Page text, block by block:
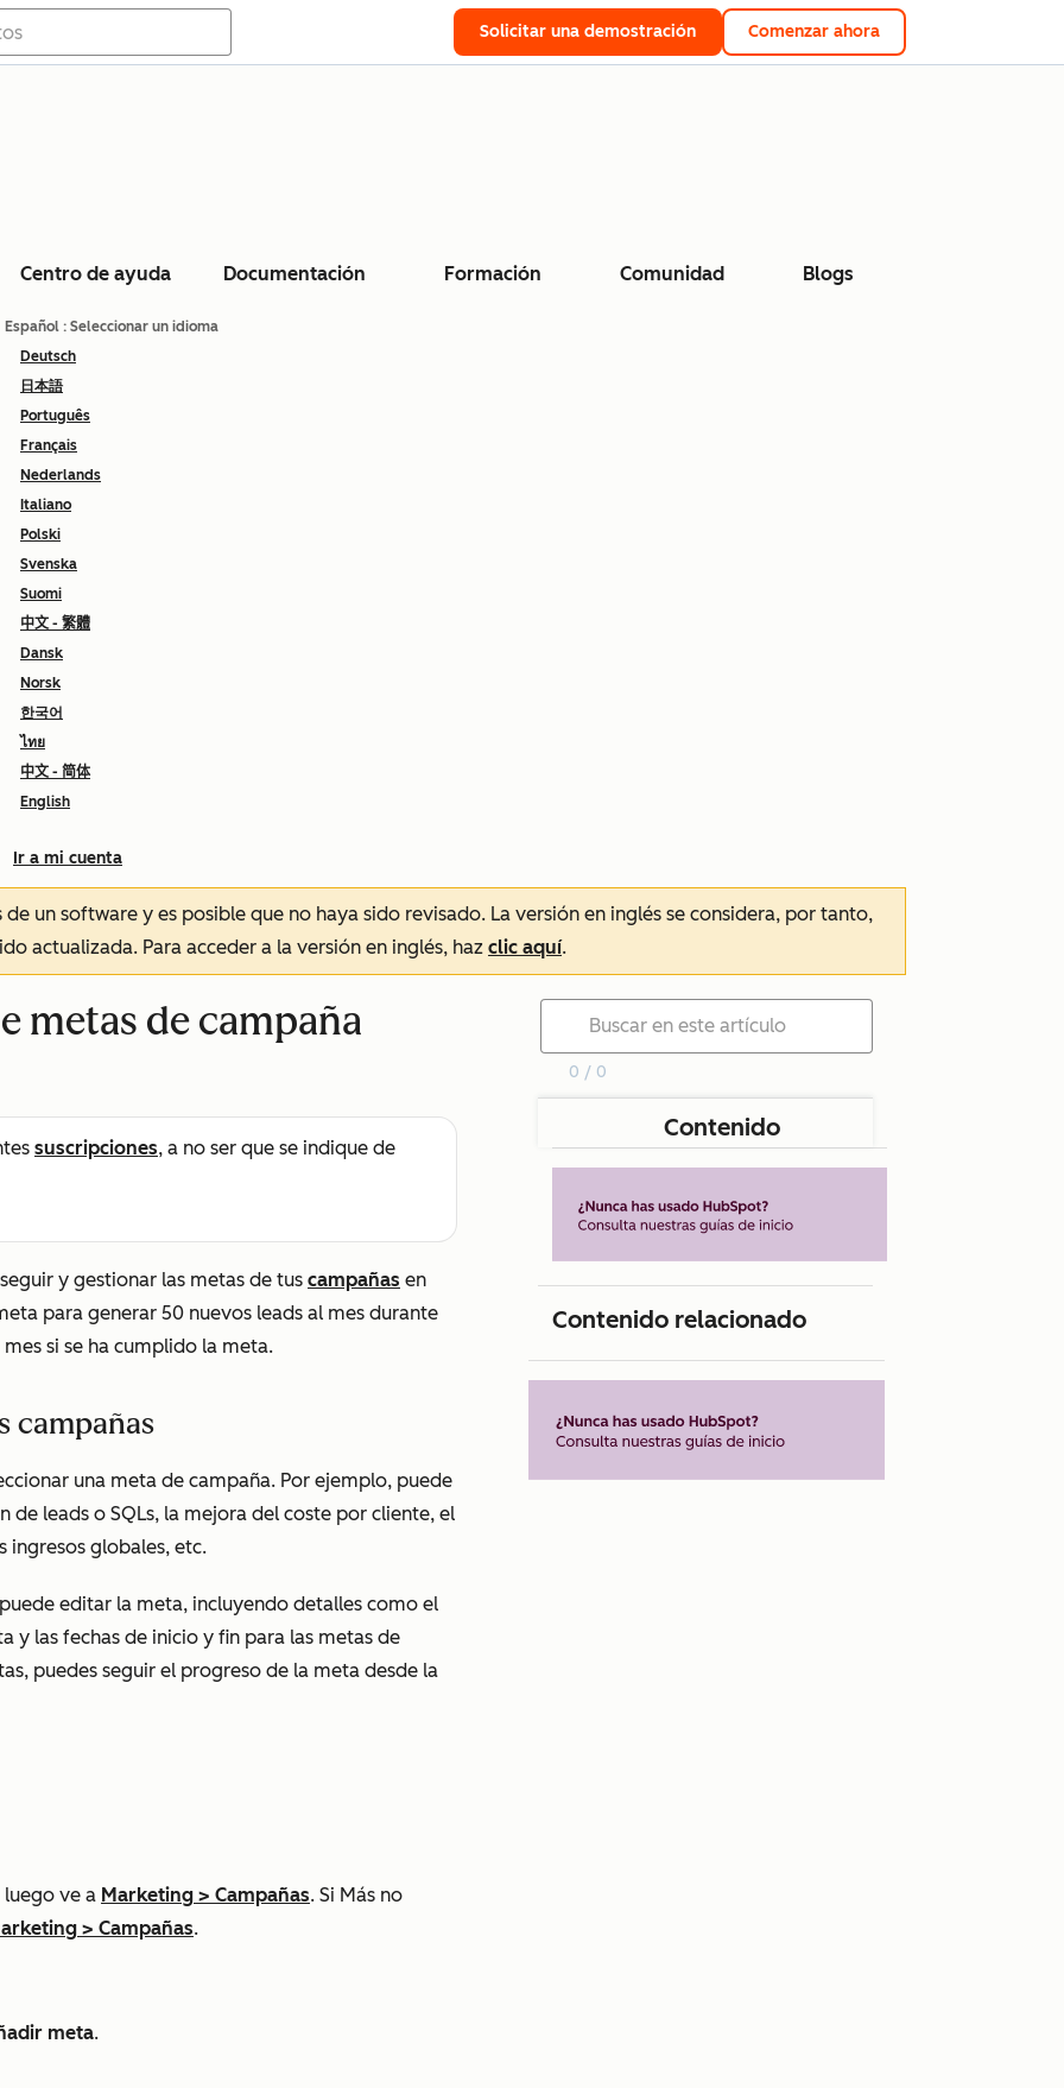
Solicitar una demostración Comenzar ahora
Centro de ayuda Documentación Formación Comunidad Blogs
Español : Seleccionar un idioma
Deutsch
日本語
Português
Français
Nederlands
Italiano
Polski
Svenska
Suomi
中文 - 繁體
Dansk
Norsk
한국어
ไทย
中文 - 简体
English
Ir a mi cuenta
un software y es posible que no haya sido revisado. La versión en inglés se considera, por tanto,
actualizada. Para acceder a la versión en inglés, haz clic aquí.
metas de campaña
suscripciones, a no ser que se indique de
y gestionar las metas de tus campañas en
para generar 50 nuevos leads al mes durante
si se ha cumplido la meta.
campañas
una meta de campaña. Por ejemplo, puede
de leads o SQLs, la mejora del coste por cliente, el
ingresos globales, etc.
editar la meta, incluyendo detalles como el
y las fechas de inicio y fin para las metas de
puedes seguir el progreso de la meta desde la
ve a Marketing > Campañas. Si Más no
> Campañas.
meta.
0 / 0
Contenido
Contenido relacionado